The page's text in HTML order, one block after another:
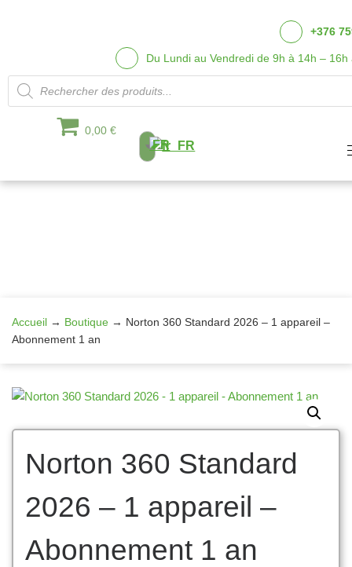
contenu
+376
Du Lundi au Vendredi de 9h à 14h – 16h
Recherche de produits
0,00 €
FR
Accueil → Boutique → Norton 360 Standard 2026 – 1 appareil –
Abonnement 1 an
Norton 360 Standard
2026 – 1 appareil –
Abonnement 1 an